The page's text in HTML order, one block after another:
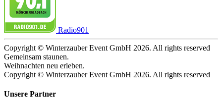
Radio901
Copyright © Winterzauber Event GmbH 2026. All rights reserved
Gemeinsam staunen.
Weihnachten neu erleben.
Copyright © Winterzauber Event GmbH 2026. All rights reserved
Unsere Partner